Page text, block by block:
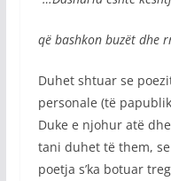
që bashkon buzët dhe
Duhet shtuar se
personale (të
Duke e njohur atë
tani duhet të them,
poetja s’ka botuar